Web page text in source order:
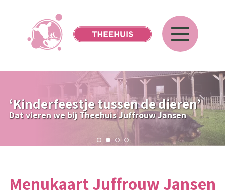
‘Kinderfeestje tussen de dieren’
Dat vieren we bij Theehuis Juffrouw Jansen
Menukaart Juffrouw Jansen